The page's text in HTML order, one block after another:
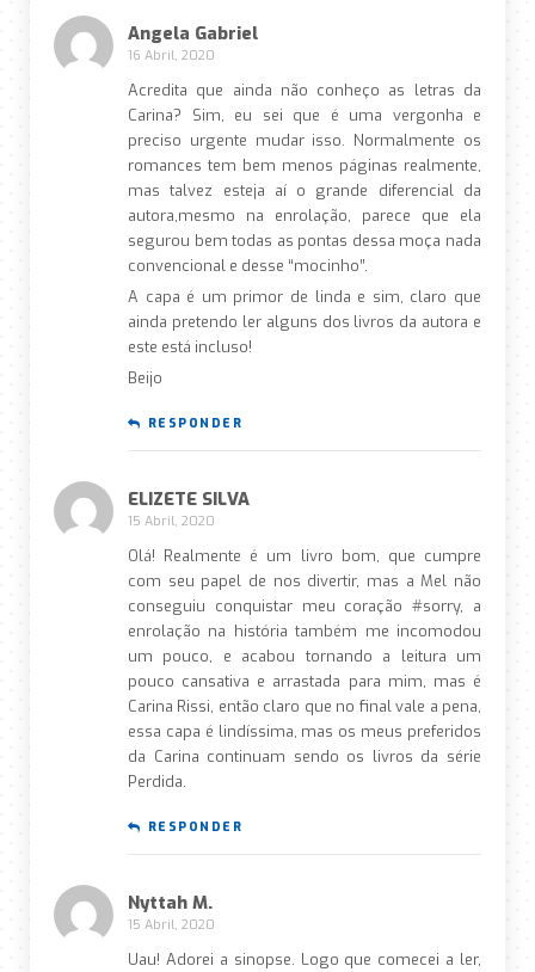
Angela Gabriel
16 Abril, 2020
Acredita que ainda não conheço as letras da
Carina? Sim, eu sei que é uma vergonha e
preciso urgente mudar isso. Normalmente os
romances tem bem menos páginas realmente,
mas talvez esteja aí o grande diferencial da
autora,mesmo na enrolação, parece que ela
segurou bem todas as pontas dessa moça nada
convencional e desse “mocinho”.
A capa é um primor de linda e sim, claro que
ainda pretendo ler alguns dos livros da autora e
este está incluso!
Beijo
RESPONDER
ELIZETE SILVA
15 Abril, 2020
Olá! Realmente é um livro bom, que cumpre
com seu papel de nos divertir, mas a Mel não
conseguiu conquistar meu coração #sorry, a
enrolação na história também me incomodou
um pouco, e acabou tornando a leitura um
pouco cansativa e arrastada para mim, mas é
Carina Rissi, então claro que no final vale a pena,
essa capa é lindíssima, mas os meus preferidos
da Carina continuam sendo os livros da série
Perdida.
RESPONDER
Nyttah M.
15 Abril, 2020
Uau! Adorei a sinopse. Logo que comecei a ler,